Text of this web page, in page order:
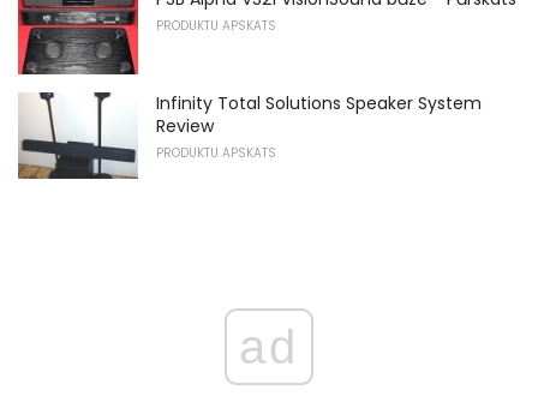
PRODUKTU APSKATS
Infinity Total Solutions Speaker System
Review
PRODUKTU APSKATS
ad